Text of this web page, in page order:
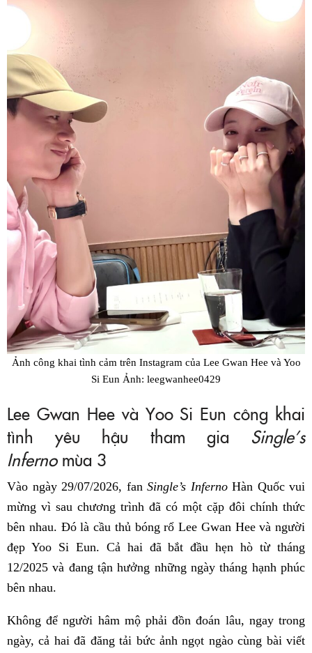
Ảnh công khai tình cảm trên Instagram của Lee Gwan Hee và Yoo
Si Eun Ảnh: leegwanhee0429
Lee Gwan Hee và Yoo Si Eun công khai
tình yêu hậu tham gia Single’s
Inferno mùa 3
Vào ngày 29/07/2026, fanSingle’s InfernoHàn Quốc vui
mừng vì sau chương trình đã có một cặp đôi chính thức
bên nhau. Đó là cầu thủ bóng rổ Lee Gwan Hee và người
đẹp Yoo Si Eun. Cả hai đã bắt đầu hẹn hò từ tháng
12/2025 và đang tận hưởng những ngày tháng hạnh phúc
bên nhau.
Không để người hâm mộ phải đồn đoán lâu, ngay trong
ngày, cả hai đã đăng tải bức ảnh ngọt ngào cùng bài viết